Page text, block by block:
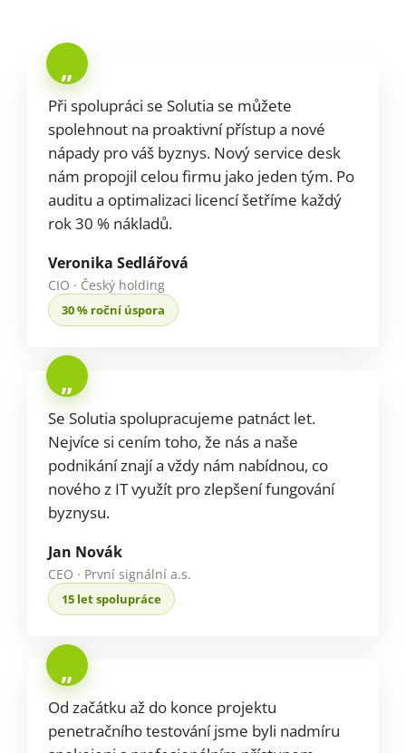
„
Při spolupráci se Solutia se můžete
spolehnout na proaktivní přístup a nové
nápady pro váš byznys. Nový service desk
nám propojil celou firmu jako jeden tým. Po
auditu a optimalizaci licencí šetříme každý
rok 30 % nákladů.
Veronika Sedlářová
CIO · Český holding
30 % roční úspora
„
Se Solutia spolupracujeme patnáct let.
Nejvíce si cením toho, že nás a naše
podnikání znají a vždy nám nabídnou, co
nového z IT využít pro zlepšení fungování
byznysu.
Jan Novák
CEO · První signální a.s.
15 let spolupráce
„
Od začátku až do konce projektu
penetračního testování jsme byli nadmíru